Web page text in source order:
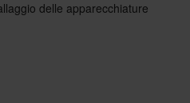
delle apparecchiature